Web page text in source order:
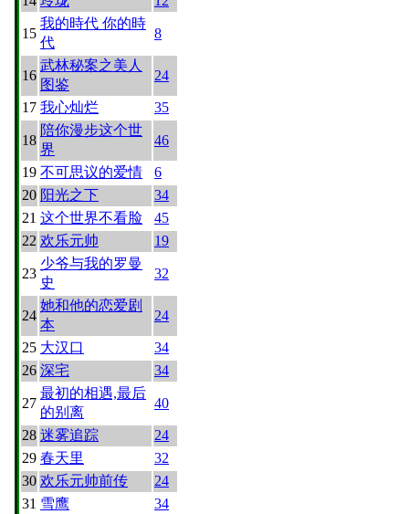
15
我的時代 你的時
代
8
16
武林秘案之美人
图鉴
24
17 我心灿烂 35
18
陪你漫步这个世
界
46
19 不可思议的爱情
6
20 阳光之下
34
21 这个世界不看脸
45
22 欢乐元帅 19
23
少爷与我的罗曼
史
32
24
她和他的恋爱剧
本
24
25 大汉口
34
26 深宅 34
27
最初的相遇,最后
的别离
40
28 迷雾追踪
24
29 春天里
32
30 欢乐元帅前传
24
31 雪鹰
34